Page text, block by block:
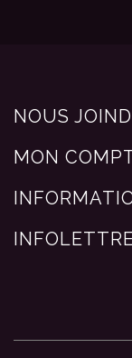
NOUS
MON
INFOLETTRE